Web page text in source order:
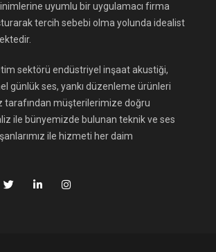
uyumlu bir uygulamacı firma
tercih sebebi olma yolunda idealist
sektörü endüstriyel inşaat akustiği,
günlük ses, yankı düzenleme ürünleri
tarafından müşterilerimize doğru
ile bünyemizde bulunan teknik ve ses
ile hizmeti her daim